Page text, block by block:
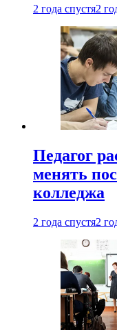
2 года спустя2
Педагог
менять
колледжа
2 года спустя2